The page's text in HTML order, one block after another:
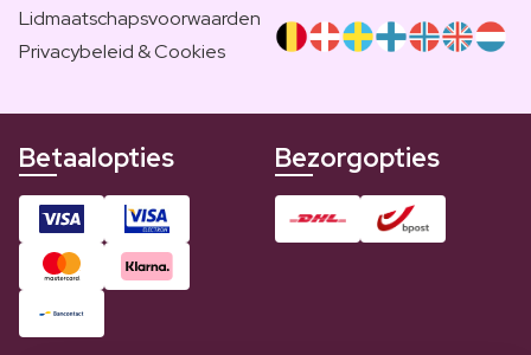
Lidmaatschapsvoorwaarden
Privacybeleid & Cookies
Betaalopties Bezorgopties